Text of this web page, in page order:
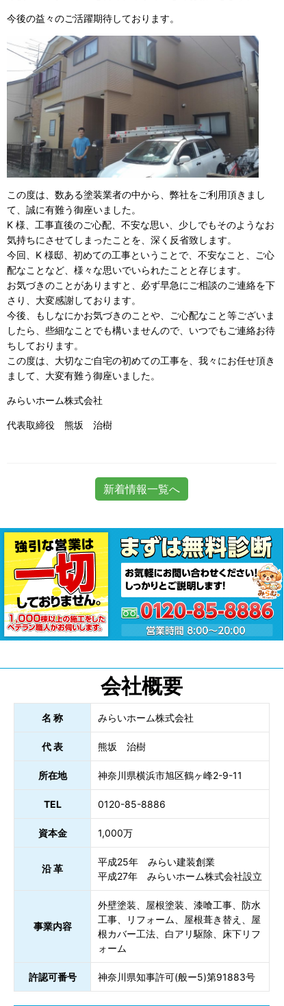
今後の益々のご活躍期待しております。
この度は、数ある塗装業者の中から、弊社をご利用頂きまし
て、誠に有難う御座いました。
K 様、工事直後のご心配、不安な思い、少しでもそのようなお
気持ちにさせてしまったことを、深く反省致します。
今回、K 様邸、初めての工事ということで、不安なこと、ご心
配なことなど、様々な思いでいられたことと存じます。
お気づきのことがありますと、必ず早急にご相談のご連絡を下
さり、大変感謝しております。
今後、もしなにかお気づきのことや、ご心配なこと等ございま
したら、些細なことでも構いませんので、いつでもご連絡お待
ちしております。
この度は、大切なご自宅の初めての工事を、我々にお任せ頂き
まして、大変有難う御座いました。
みらいホーム株式会社
代表取締役 熊坂 治樹
新着情報一覧へ
会社概要
名 称 みらいホーム株式会社
代 表 熊坂 治樹
所在地 神奈川県横浜市旭区鶴ヶ峰2-9-11
TEL 0120-85-8886
資本金 1,000万
沿 革
平成25年 みらい建装創業
平成27年 みらいホーム株式会社設立
事業内容
外壁塗装、屋根塗装、漆喰工事、防水
工事、リフォーム、屋根葺き替え、屋
根カバー工法、白アリ駆除、床下リフ
ォーム
許認可番号 神奈川県知事許可(般ー5)第91883号